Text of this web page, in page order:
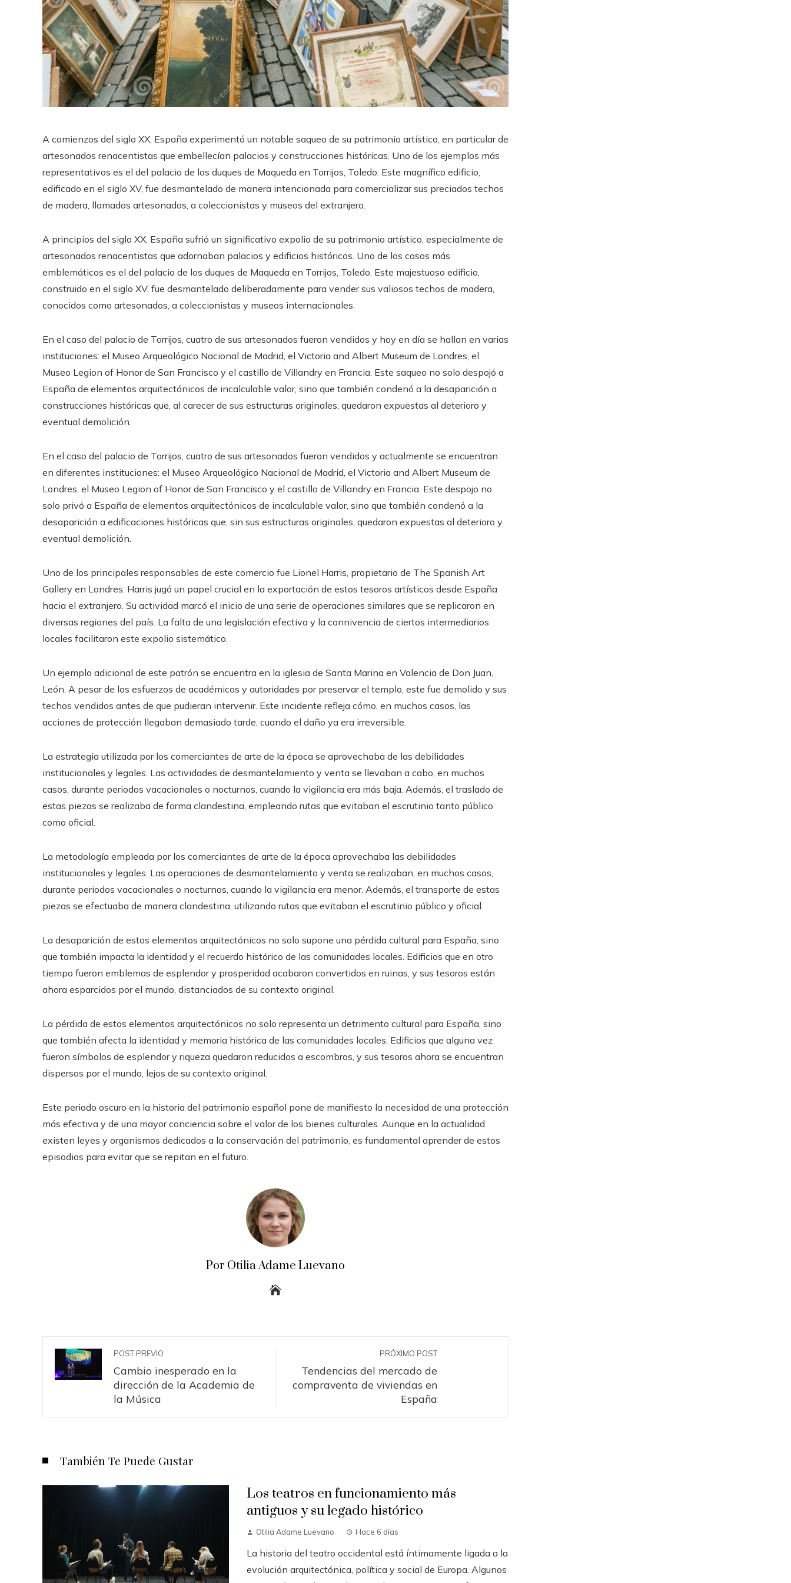
A comienzos del siglo XX, España experimentó un notable saqueo de su patrimonio artístico, en particular de
artesonados renacentistas que embellecían palacios y construcciones históricas. Uno de los ejemplos más
representativos es el del palacio de los duques de Maqueda en Torrijos, Toledo. Este magnífico edificio,
edificado en el siglo XV, fue desmantelado de manera intencionada para comercializar sus preciados techos
de madera, llamados artesonados, a coleccionistas y museos del extranjero.
A principios del siglo XX, España sufrió un significativo expolio de su patrimonio artístico, especialmente de
artesonados renacentistas que adornaban palacios y edificios históricos. Uno de los casos más
emblemáticos es el del palacio de los duques de Maqueda en Torrijos, Toledo. Este majestuoso edificio,
construido en el siglo XV, fue desmantelado deliberadamente para vender sus valiosos techos de madera,
conocidos como artesonados, a coleccionistas y museos internacionales.
En el caso del palacio de Torrijos, cuatro de sus artesonados fueron vendidos y hoy en día se hallan en varias
instituciones: el Museo Arqueológico Nacional de Madrid, el Victoria and Albert Museum de Londres, el
Museo Legion of Honor de San Francisco y el castillo de Villandry en Francia. Este saqueo no solo despojó a
España de elementos arquitectónicos de incalculable valor, sino que también condenó a la desaparición a
construcciones históricas que, al carecer de sus estructuras originales, quedaron expuestas al deterioro y
eventual demolición.
En el caso del palacio de Torrijos, cuatro de sus artesonados fueron vendidos y actualmente se encuentran
en diferentes instituciones: el Museo Arqueológico Nacional de Madrid, el Victoria and Albert Museum de
Londres, el Museo Legion of Honor de San Francisco y el castillo de Villandry en Francia. Este despojo no
solo privó a España de elementos arquitectónicos de incalculable valor, sino que también condenó a la
desaparición a edificaciones históricas que, sin sus estructuras originales, quedaron expuestas al deterioro y
eventual demolición.
Uno de los principales responsables de este comercio fue Lionel Harris, propietario de The Spanish Art
Gallery en Londres. Harris jugó un papel crucial en la exportación de estos tesoros artísticos desde España
hacia el extranjero. Su actividad marcó el inicio de una serie de operaciones similares que se replicaron en
diversas regiones del país. La falta de una legislación efectiva y la connivencia de ciertos intermediarios
locales facilitaron este expolio sistemático.
Un ejemplo adicional de este patrón se encuentra en la iglesia de Santa Marina en Valencia de Don Juan,
León. A pesar de los esfuerzos de académicos y autoridades por preservar el templo, este fue demolido y sus
techos vendidos antes de que pudieran intervenir. Este incidente refleja cómo, en muchos casos, las
acciones de protección llegaban demasiado tarde, cuando el daño ya era irreversible.
La estrategia utilizada por los comerciantes de arte de la época se aprovechaba de las debilidades
institucionales y legales. Las actividades de desmantelamiento y venta se llevaban a cabo, en muchos
casos, durante periodos vacacionales o nocturnos, cuando la vigilancia era más baja. Además, el traslado de
estas piezas se realizaba de forma clandestina, empleando rutas que evitaban el escrutinio tanto público
como oficial.
La metodología empleada por los comerciantes de arte de la época aprovechaba las debilidades
institucionales y legales. Las operaciones de desmantelamiento y venta se realizaban, en muchos casos,
durante periodos vacacionales o nocturnos, cuando la vigilancia era menor. Además, el transporte de estas
piezas se efectuaba de manera clandestina, utilizando rutas que evitaban el escrutinio público y oficial.
La desaparición de estos elementos arquitectónicos no solo supone una pérdida cultural para España, sino
que también impacta la identidad y el recuerdo histórico de las comunidades locales. Edificios que en otro
tiempo fueron emblemas de esplendor y prosperidad acabaron convertidos en ruinas, y sus tesoros están
ahora esparcidos por el mundo, distanciados de su contexto original.
La pérdida de estos elementos arquitectónicos no solo representa un detrimento cultural para España, sino
que también afecta la identidad y memoria histórica de las comunidades locales. Edificios que alguna vez
fueron símbolos de esplendor y riqueza quedaron reducidos a escombros, y sus tesoros ahora se encuentran
dispersos por el mundo, lejos de su contexto original.
Este periodo oscuro en la historia del patrimonio español pone de manifiesto la necesidad de una protección
más efectiva y de una mayor conciencia sobre el valor de los bienes culturales. Aunque en la actualidad
existen leyes y organismos dedicados a la conservación del patrimonio, es fundamental aprender de estos
episodios para evitar que se repitan en el futuro.
Por Otilia Adame Luevano
POST PREVIO
Cambio inesperado en la
dirección de la Academia de
la Música
PRÓXIMO POST
Tendencias del mercado de
compraventa de viviendas en
España
También Te Puede Gustar
Los teatros en funcionamiento más
antiguos y su legado histórico
Otilia Adame Luevano Hace 6 días
La historia del teatro occidental está íntimamente ligada a la
evolución arquitectónica, política y social de Europa. Algunos